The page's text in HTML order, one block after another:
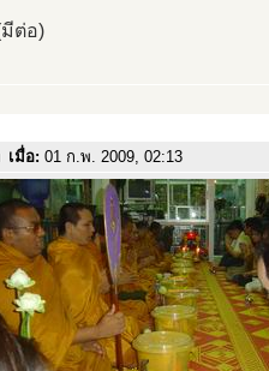
มีต่อ)
เมื่อ: 01 ก.พ. 2009, 02:13